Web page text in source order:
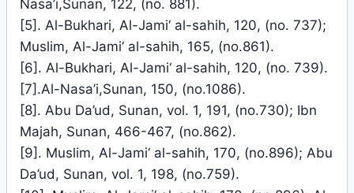
Nasa’i,Sunan, 122, (no. 881).
[5]. Al-Bukhari, Al-Jami‘ al-sahih, 120, (no. 737);
Muslim, Al-Jami‘ al-sahih, 165, (no.861).
[6]. Al-Bukhari, Al-Jami‘ al-sahih, 120, (no. 739).
[7].Al-Nasa’i,Sunan, 150, (no.1086).
[8]. Abu Da’ud, Sunan, vol. 1, 191, (no.730); Ibn
Majah, Sunan, 466-467, (no.862).
[9]. Muslim, Al-Jami‘ al-sahih, 170, (no.896); Abu
Da’ud, Sunan, vol. 1, 198, (no.759).